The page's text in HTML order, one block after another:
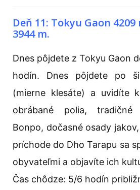
Deň 11: Tokyu Gaon
3944 m.
Dnes pôjdete z Tokyu Gaon
hodín. Dnes pôjdete po
(mierne klesáte) a uvidíte
obrábané polia,
Bonpo, dočasné osady
príchode do Dho Tarapu sa
obyvateľmi a objavíte ich
Čas chôdze: 5/6 hodín